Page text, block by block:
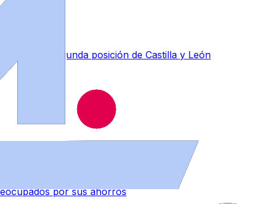
en la segunda posición de Castilla y León
por sus ahorros